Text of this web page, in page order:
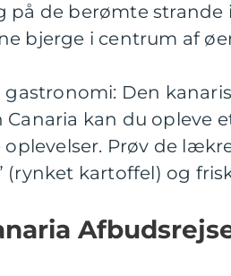
på de berømte strande
bjerge i centrum af
gastronomi: Den
Canaria kan du opleve
oplevelser. Prøv de
(rynket kartoffel) og